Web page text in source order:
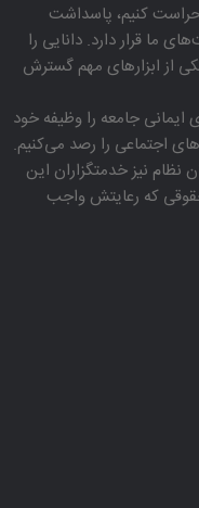
حراست كنیم، پاسداشت
ما قرار دارد. دانایی را
از ابزارهای مهم گسترش
ایمانی جامعه را وظیفه خود
اجتماعی را رصد می‌كنیم.
نظام نیز خدمتگزاران این
كه رعایتش واجب